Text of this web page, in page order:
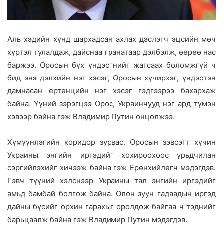
Аль хэдийн хүнд шархадсан ахлах дэслэгч эцсийн мөч
хүртэл тулалдаж, дайснаа гранатаар дэлбэлж, өөрөө нас
баржээ. Оросын бүх үндэстнийг жагсаах боломжгүй ч
бид энэ дэлхийн нэг хэсэг, Оросын хүчирхэг, үндэстэн
дамнасан ертөнцийн нэг хэсэг гэдгээрээ бахархаж
байна. Үүний зэрэгцээ Орос, Украинчууд нэг ард түмэн
хэвээр байна гэж Владимир Путин онцолжээ.
Хүмүүнлэгийн коридор зурвас. Оросын зэвсэгт хүчин
Украины энгийн иргэдийг хохироохоос урьдчилан
сэргийлэхийг хичээж байна гэж Ерөнхийлөгч мэдэгдэв.
Гэвч түүний хэлснээр Украины тал энгийн иргэдийг
амьд бамбай болгож байна. Олон зуун гадаадын иргэд
дайны бүсийг орхин гарахыг оролдож байгаа ч тэднийг
барьцаалж байна гэж Владимир Путин мэдэгдэв.